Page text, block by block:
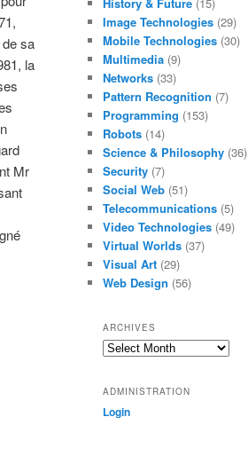
sa
la
Mr
History & Future (15)
Image Technologies (29)
Mobile Technologies (30)
Multimedia (9)
Networks (33)
Pattern Recognition (7)
Programming (153)
Robots (14)
Science & Philosophy (36)
Security (7)
Social Web (51)
Telecommunications (5)
Video Technologies (49)
Virtual Worlds (37)
Visual Art (29)
Web Design (56)
ARCHIVES
Archives
ADMINISTRATION
Login